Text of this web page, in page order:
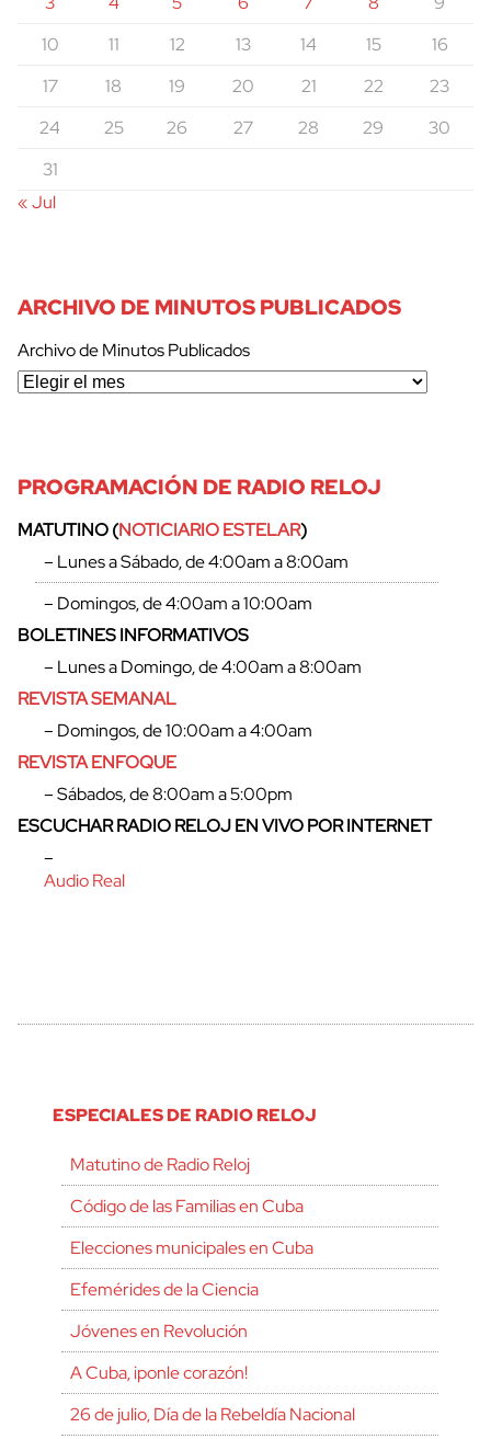
10
11 12 13 14 15
16
17
18 19 20 21 22
23
24
25 26 27 28 29
30
31
« Jul
ARCHIVO DE MINUTOS PUBLICADOS
Archivo de Minutos Publicados
PROGRAMACIÓN DE RADIO RELOJ
MATUTINO (NOTICIARIO ESTELAR)
– Lunes a Sábado, de 4:00am a 8:00am
– Domingos, de 4:00am a 10:00am
BOLETINES INFORMATIVOS
– Lunes a Domingo, de 4:00am a 8:00am
REVISTA SEMANAL
– Domingos, de 10:00am a 4:00am
REVISTA ENFOQUE
– Sábados, de 8:00am a 5:00pm
ESCUCHAR RADIO RELOJ EN VIVO POR INTERNET
–
Audio Real
ESPECIALES DE RADIO RELOJ
Matutino de Radio Reloj
Código de las Familias en Cuba
Elecciones municipales en Cuba
Efemérides de la Ciencia
Jóvenes en Revolución
A Cuba, ¡ponle corazón!
26 de julio, Día de la Rebeldía Nacional